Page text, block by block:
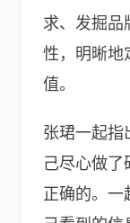
求、发掘品
性，明晰地
值。
张珺一起指
己尽心做了
正确的。一